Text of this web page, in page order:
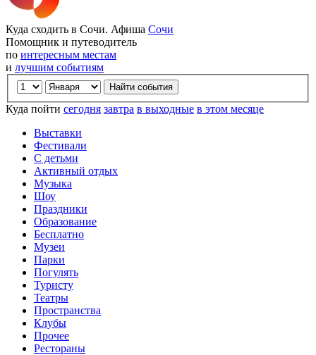
Куда сходить в Сочи. Афиша Сочи
Помощник и путеводитель
по интересным местам
и лучшим событиям
Куда пойти сегодня завтра в выходные в этом месяце
Выставки
Фестивали
С детьми
Активный отдых
Музыка
Шоу
Праздники
Образование
Бесплатно
Музеи
Парки
Погулять
Туристу
Театры
Пространства
Клубы
Прочее
Рестораны